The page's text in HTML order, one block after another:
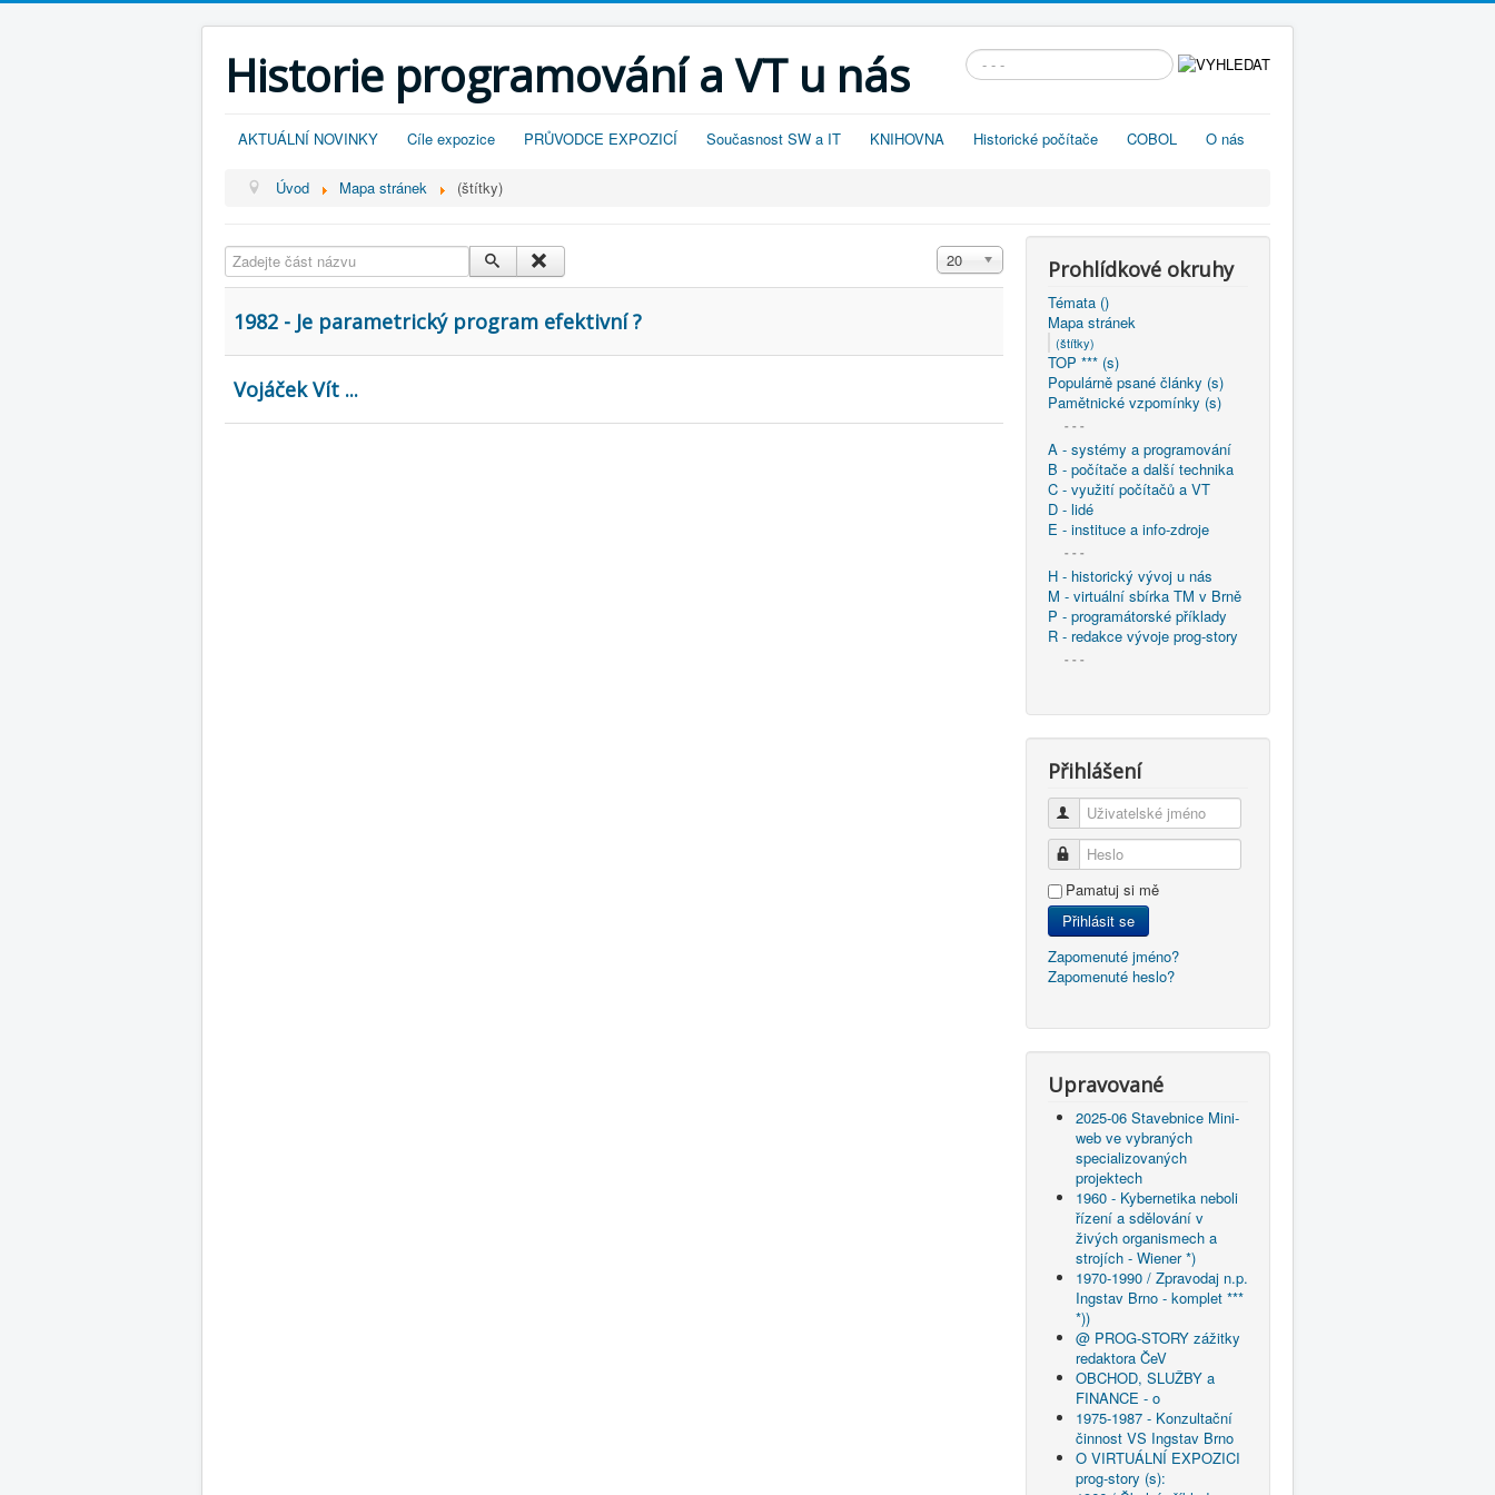
Historie programování a VT u nás Vyhledávání...
AKTUÁLNÍ NOVINKY Cíle expozice PRŮVODCE EXPOZICÍ Současnost SW a IT KNIHOVNA Historické počítače COBOL O nás
Úvod Mapa stránek (štítky)
Zadejte část názvu Zobrazit
20
1982 - Je parametrický program efektivní ?
Vojáček Vít ...
Prohlídkové okruhy
Témata ()
Mapa stránek
(štítky)
TOP *** (s)
Populárně psané články (s)
Pamětnické vzpomínky (s)
- - -
A - systémy a programování
B - počítače a další technika
C - využití počítačů a VT
D - lidé
E - instituce a info-zdroje
- - -
H - historický vývoj u nás
M - virtuální sbírka TM v Brně
P - programátorské příklady
R - redakce vývoje prog-story
- - -
Přihlášení
Uživatelské jméno
Heslo
Pamatuj si mě
Přihlásit se
Zapomenuté jméno?
Zapomenuté heslo?
Upravované
2025-06 Stavebnice Mini-
web ve vybraných
specializovaných
projektech
1960 - Kybernetika neboli
řízení a sdělování v
živých organismech a
strojích - Wiener *)
1970-1990 / Zpravodaj n.p.
Ingstav Brno - komplet ***
*))
@ PROG-STORY zážitky
redaktora ČeV
OBCHOD, SLUŽBY a
FINANCE - o
1975-1987 - Konzultační
činnost VS Ingstav Brno
O VIRTUÁLNÍ EXPOZICI
prog-story (s):